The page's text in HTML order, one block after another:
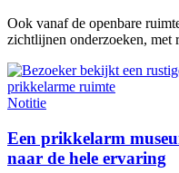
Ook vanaf de openbare
zichtlijnen onderzoeken, met
Notitie
Een prikkelarm
naar de hele ervaring